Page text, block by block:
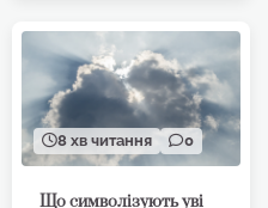
8 хв читання 0
Що символізують уві